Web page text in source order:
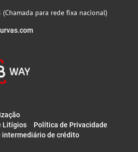
para rede fixa nacional)
Litígios
Política de Privacidade
intermediário de crédito